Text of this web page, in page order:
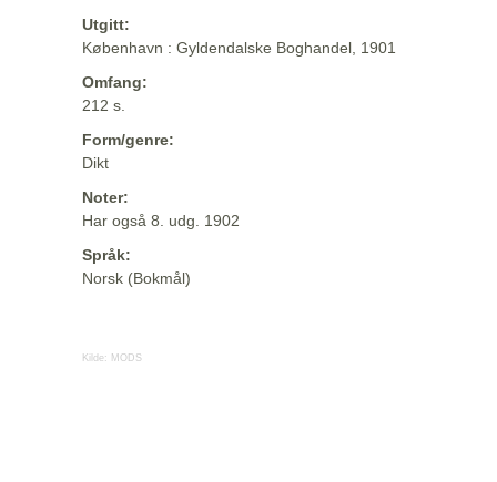
Utgitt:
København : Gyldendalske Boghandel, 1901
Omfang:
212 s.
Form/genre:
Dikt
Noter:
Har også 8. udg. 1902
Språk:
Norsk (Bokmål)
Kilde: MODS